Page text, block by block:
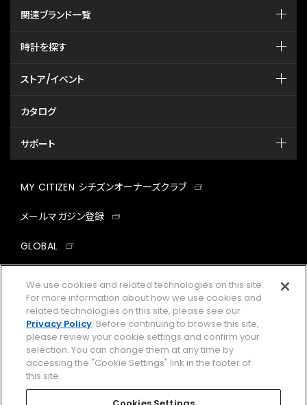
関連ブランド一覧
時計を探す
ストア/イベント
カタログ
サポート
MY CITIZEN シチズンオーナーズクラブ
メールマガジン登録
GLOBAL
facebookinstagramtwitter
企業情報 ご利用規約
プライバシーポリシー Cookies Settings
We use cookies and related technologies on this site.
For more information about how we use cookies and
related technologies on this site, please see our
Privacy Policy. Before continuing to browse this site,
please review your cookie settings and confirm your
selection. You can change them at any time by
accessing the "Cookie Settings" link in the footer of
this site.